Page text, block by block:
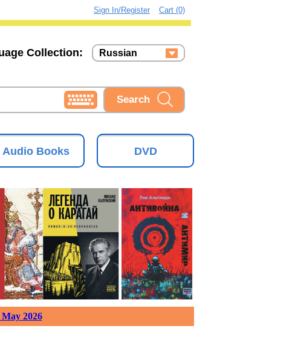
Cart (0)
Sign In/Register
Russian
Ukrainian
Collection:
Audio Books DVD
2026